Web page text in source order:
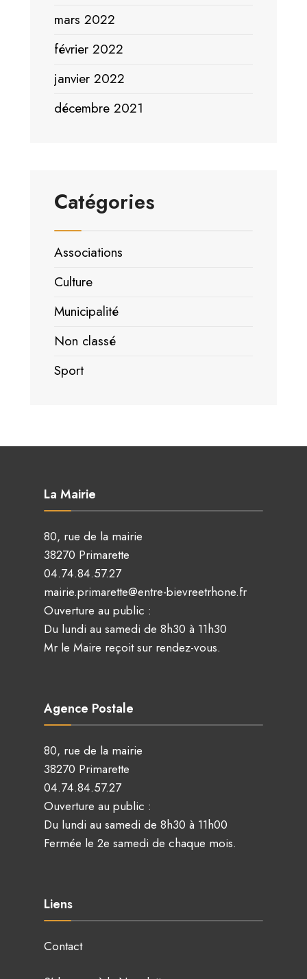
mars 2022
février 2022
janvier 2022
décembre 2021
Catégories
Associations
Culture
Municipalité
Non classé
Sport
La Mairie
80, rue de la mairie
38270 Primarette
04.74.84.57.27
mairie.primarette@entre-bievreetrhone.fr
Ouverture au public :
Du lundi au samedi de 8h30 à 11h30
Mr le Maire reçoit sur rendez-vous.
Agence Postale
80, rue de la mairie
38270 Primarette
04.74.84.57.27
Ouverture au public :
Du lundi au samedi de 8h30 à 11h00
Fermée le 2e samedi de chaque mois.
Liens
Contact